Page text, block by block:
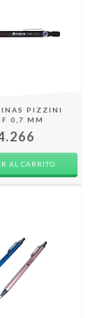
PIZZINI
0,7 MM